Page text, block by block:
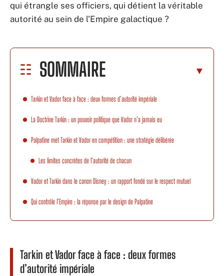
qui étrangle ses officiers, qui détient la véritable
autorité au sein de l’Empire galactique ?
SOMMAIRE
Tarkin et Vador face à face : deux formes d’autorité impériale
La Doctrine Tarkin : un pouvoir politique que Vador n’a jamais eu
Palpatine met Tarkin et Vador en compétition : une stratégie délibérée
Les limites concrètes de l’autorité de chacun
Vador et Tarkin dans le canon Disney : un rapport fondé sur le respect mutuel
Qui contrôle l’Empire : la réponse par le design de Palpatine
Tarkin et Vador face à face : deux formes
d’autorité impériale